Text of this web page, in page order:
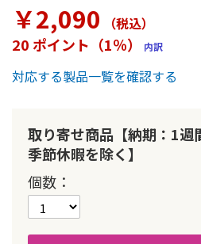
￥2,090 （税込）
20 ポイント（1％） 内訳
対応する製品一覧を確認する
取り寄せ商品【納期：1週
季節休暇を除く】
個数
リ
ー
の
最
初
動
す
る